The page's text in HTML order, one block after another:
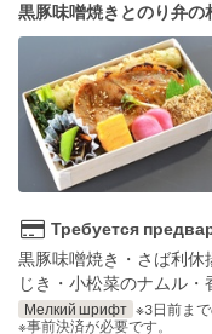
黒豚味噌焼きとのり弁の
Требуется
黒豚味噌焼き・さば利休
じき・小松菜のナムル・
Мелкий шрифт ※3日前まで
※事前決済が必要です。